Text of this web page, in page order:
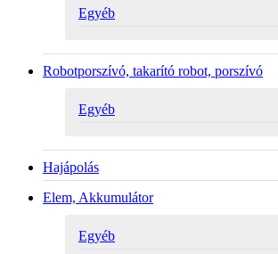
Egyéb
Robotporszívó, takarító robot, porszívó
Egyéb
Hajápolás
Elem, Akkumulátor
Egyéb